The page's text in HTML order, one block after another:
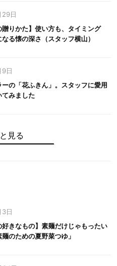
29日
贈りかた】使い方も、タイミング
る懐の深さ（スタッフ横山）
日
ーの「花ふきん」。スタッフに愛用
みました
らできる“いいもの”を作り続ける。
届けたい、麻の魅力をのせた衣「中
店の謎を解く、6つの問いと1つの答
日本に工芸があるように。中川政七
店スタッフが綴る「今日も、土鍋ま
好きなもの】素麺だけじゃもったい
見る
日
好きなもの】素麺だけじゃもったい
のための夏野菜つゆ」